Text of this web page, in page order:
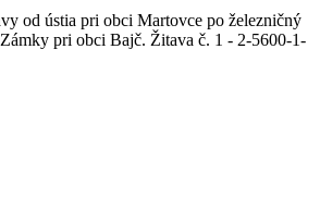
od ústia pri obci Martovce po železničný
pri obci Bajč. Žitava č. 1 - 2-5600-1-